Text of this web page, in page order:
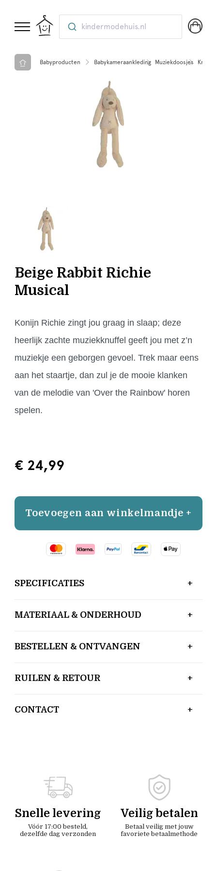
kindermodehuis.nl
Babyproducten Babykameraankleding Muziekdoosjes
Beige Rabbit Richie
Musical
Konijn Richie zingt jou graag in slaap; deze
heerlijk zachte muziekknuffel geeft jou met z’n
muziekje een geborgen gevoel. Trek maar eens
aan het staartje, dan zul je de mooie klanken
van de melodie van 'Over the Rainbow' horen
spelen.
€ 24,99
Toevoegen aan winkelmandje +
SPECIFICATIES
MATERIAAL & ONDERHOUD
BESTELLEN & ONTVANGEN
RUILEN & RETOUR
CONTACT
Snelle levering
Vóór 17:00 besteld,
dezelfde dag verzonden
Veilig betalen
Betaal veilig met jouw
favoriete betaalmethode